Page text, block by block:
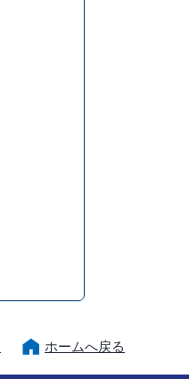
ホームへ戻る